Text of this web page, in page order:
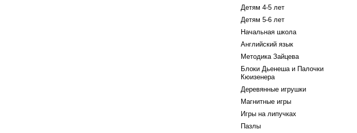
Детям 4-5 лет
Детям 5-6 лет
Начальная школа
Английский язык
Методика Зайцева
Блоки Дьенеша и Палочки
Кюизенера
Деревянные игрушки
Магнитные игры
Игры на липучках
Пазлы